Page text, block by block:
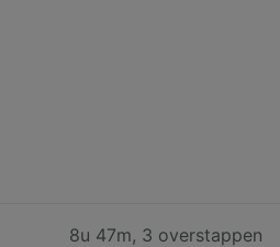
8u 47m, 3 overstappen